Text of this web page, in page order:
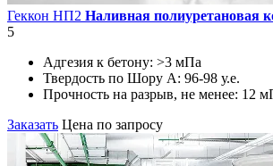
Геккон НП2 Наливная полиуретановая
5
Адгезия к бетону: >3 мПа
Твердость по Шору А: 96-98 у.е.
Прочность на разрыв, не менее: 12
Заказать Цена по запросу